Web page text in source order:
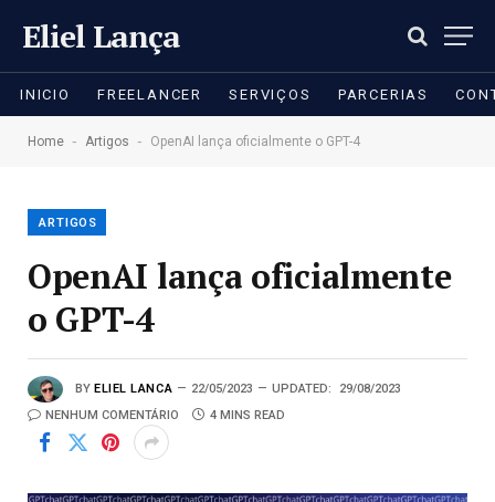
Eliel Lança
INICIO FREELANCER SERVIÇOS PARCERIAS
Home - Artigos - OpenAI lança oficialmente o GPT-4
ARTIGOS
OpenAI lança oficialmente
o GPT-4
BY ELIEL LANCA 22/05/2023 UPDATED:
29/08/2023
NENHUM COMENTÁRIO
4 MINS READ